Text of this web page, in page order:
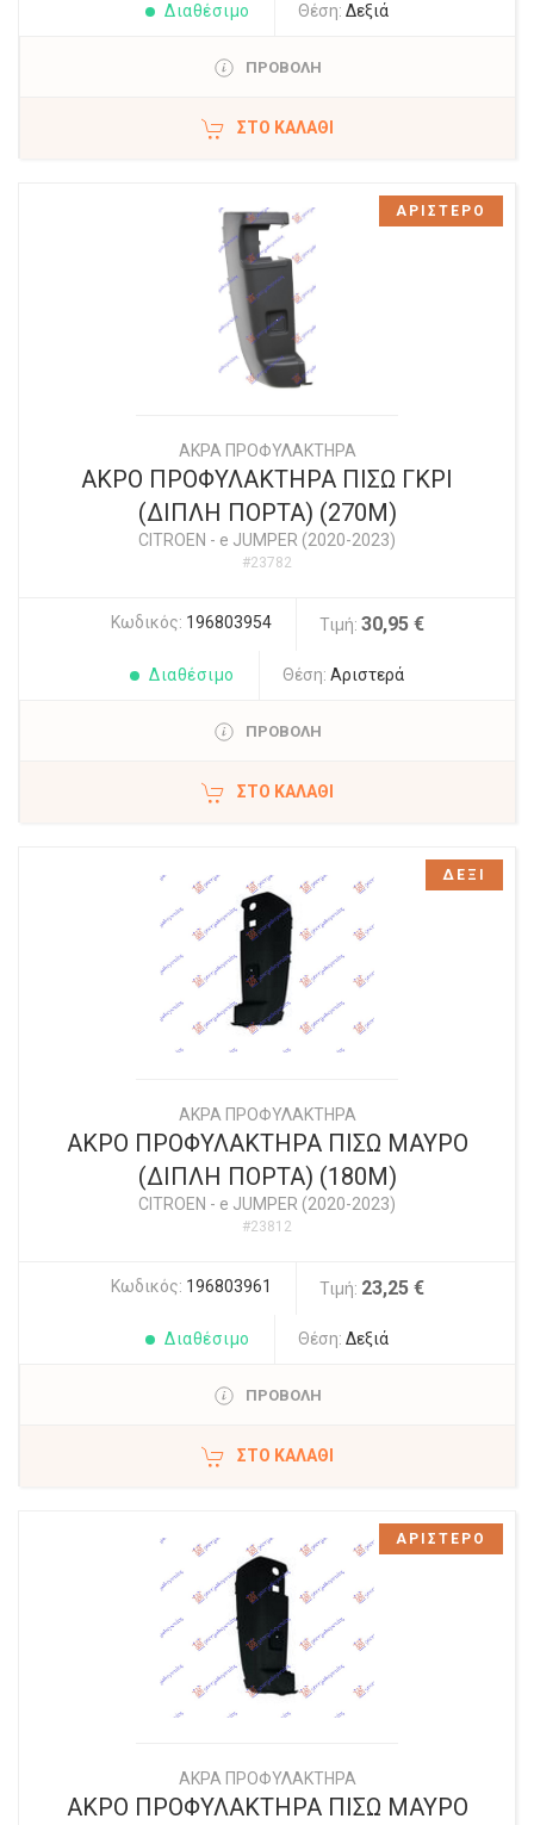
Διαθέσιμο Θέση: Δεξιά
ΠΡΟΒΟΛΗ
ΣΤΟ ΚΑΛΆΘΙ
ΑΚΡΑ ΠΡΟΦΥΛΑΚΤΗΡΑ
ΑΚΡΟ ΠΡΟΦΥΛΑΚΤΗΡΑ ΠΙΣΩ ΓΚΡΙ
(ΔΙΠΛΗ ΠΟΡΤΑ) (270M)
CITROEN - e JUMPER (2020-2023)
#23782
Κωδικός: 196803954 Τιμή: 30,95 €
Διαθέσιμο Θέση: Αριστερά
ΠΡΟΒΟΛΗ
ΣΤΟ ΚΑΛΆΘΙ
ΑΡΙΣΤΕΡΟ
ΑΚΡΑ ΠΡΟΦΥΛΑΚΤΗΡΑ
ΑΚΡΟ ΠΡΟΦΥΛΑΚΤΗΡΑ ΠΙΣΩ ΜΑΥΡΟ
(ΔΙΠΛΗ ΠΟΡΤΑ) (180Μ)
CITROEN - e JUMPER (2020-2023)
#23812
Κωδικός: 196803961 Τιμή: 23,25 €
Διαθέσιμο Θέση: Δεξιά
ΠΡΟΒΟΛΗ
ΣΤΟ ΚΑΛΆΘΙ
ΔΕΞΙ
ΑΚΡΑ ΠΡΟΦΥΛΑΚΤΗΡΑ
ΑΚΡΟ ΠΡΟΦΥΛΑΚΤΗΡΑ ΠΙΣΩ ΜΑΥΡΟ
ΑΡΙΣΤΕΡΟ